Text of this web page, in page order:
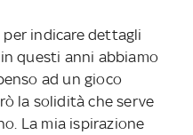
indicare dettagli
questi anni abbiamo
ad un gioco
la solidità che serve
La mia ispirazione